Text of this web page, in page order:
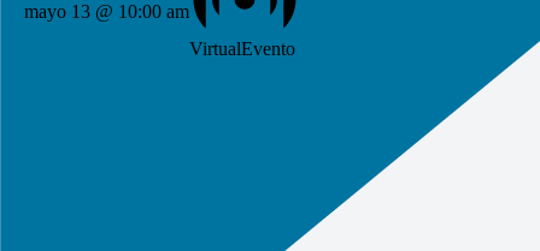
mayo 13 @ 10:00 am
VirtualEvento